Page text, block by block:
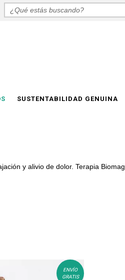
SUSTENTABILIDAD GENUINA
y alivio de dolor. Terapia
ENVÍO
GRATIS